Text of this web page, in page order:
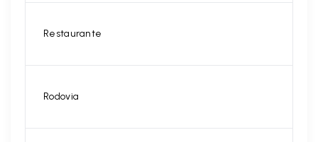
Restaurante
Rodovia